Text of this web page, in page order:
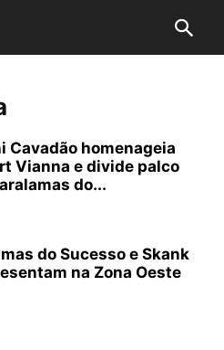
Cavadão homenageia
Vianna e divide palco
do...
do Sucesso e Skank
na Zona Oeste